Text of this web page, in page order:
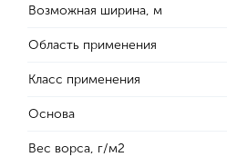
Возможная ширина, м
Область применения
Класс применения
Основа
Вес ворса, г/м2